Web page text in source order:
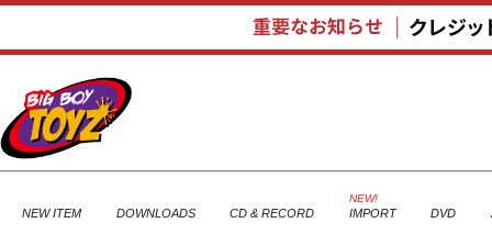
NEW ITEM DOWNLOADS CD & RECORD IMPORT DVD